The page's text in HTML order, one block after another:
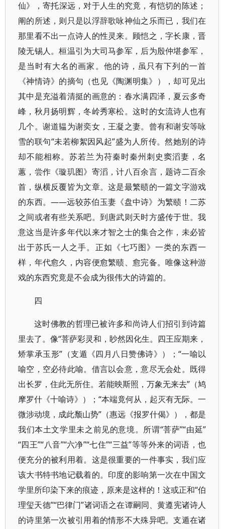
仙》​，寄托深远，对于人生的究竟，有恺切的陈述；
阐的所述，则只是以浮辞歌咏神仙之乐而已，我们在
那里看不出一点诗人的性灵来。顾恺之，字长康，晋
陵无锡人。桓温引为大司马参军，后为殷仲堪参军，
是当时有大名的画家。他的诗，虽只有下列的一首
《神情诗》的摘句（也见《陶渊明集》​）​，却可见出
其中是充溢着清挺的画意的：春水满四泽，夏云多奇
峰，秋月扬明辉，冬岭秀寒松。这时的女流诗人也有
几个。谢道韫为谢奕女，王凝之妻。曾有和谢安等咏
雪的联句“未若柳絮因风起”盛为人所传。然她别的诗
却不能相称。苏若兰为苻秦时秦州刺史窦滔妻，名
蕙，尝作《璇玑图》寄滔，计八百余言，题诗二百余
首，纵横反覆皆为文章。这是最繁赜的一篇文字游戏
的东西。——远较苏伯玉妻《盘中诗》为繁赜！二苏
之间或者有些关系吧。到唐武则天时方盛传于世。我
意这当是许多年代以来才智之士的集合之作，未必皆
出于苏氏一人之手。正如《七巧图》一类的东西一
样，年代愈久，内容便愈繁赜、愈完备。唯像这种游
戏的东西究竟是不会成为很伟大的诗篇的。
四
这时佛教的哲理已被许多和尚诗人们招引到诗篇
里去了。像“菩萨彩灵和，眇然因化生。四王应期来，
矫掌承玉形”​（支遁《四月八日赞佛诗》​）​；​“一喻以
喻空，空必待此喻。借言以会意，意尽无会处。既得
出长罗，住此无所住。若能映斯照，万象无来去”​（鸠
摩罗什《十喻诗》​）​；​“本端竟何从，起灭有无际。一
微涉动境，成此颓山势”​（惠远《报罗什偈》​）​，都是
我们本土文学里未之前见的意境。所谓“菩萨”​“由延”​
“四王”​“八音”​“六净”​“七住”​“三益”等等外来的词语，也
便充分的被利用着。这是很重要的一件事实，我们应
该大书特书地记载着的。印度的影响第一次在中国文
学里所印染下来的痕迹，原来是这样的！这或正和“伯
理玺天德”​“巴律门”诸词语之在谭嗣同、黄遵宪诸诗人
的诗里第一次被引用着的情形不大殊异吧。支遁在诸